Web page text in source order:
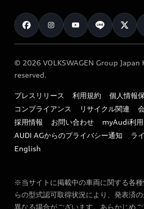
カタログ一覧
車検 / 定期点検
e-tronアフターサポート
myAudi
クオリティ
保証
メンテナンス
ファイナンス
キャンペーン / イベント
買取査定
お知らせ
オーナー様向けキャンペーン
特定整備適用車一覧
リサイクル法
よくある質問（FAQ）
© 2026 VOLKSWAGEN Group
reserved.
プレスリリース 利用規約
個人情報
コンプライアンス
リサイクル関連
採用情報
お問い合わせ
myAudi利用
AUDI AGからのプライバシー通知
ラ
English
※当サイトに掲載中の車両に関する各
らの型式認可取得状況により、発表済
異なる場合がございます。あらかじめご